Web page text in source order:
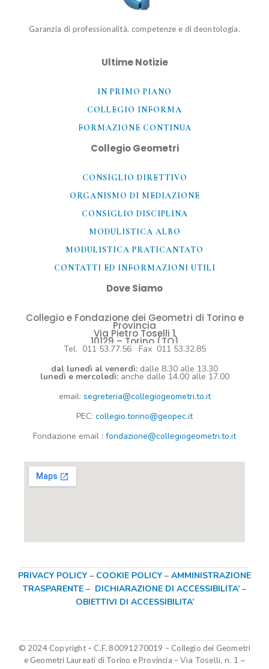
Garanzia di professionalità, competenze e di deontologia.
Ultime Notizie
IN PRIMO PIANO
COLLEGIO INFORMA
FORMAZIONE CONTINUA
Collegio Geometri
CONSIGLIO DIRETTIVO
ORGANISMO DI MEDIAZIONE
CONSIGLIO DISCIPLINA
MODULISTICA ALBO
MODULISTICA PRATICANTATO
CONTATTI ED INFORMAZIONI UTILI​
Dove Siamo
Collegio e Fondazione dei Geometri di Torino e
Provincia
Via Pietro Toselli 1
10129 – Torino (TO)
Tel. 011 53.77.56 Fax 011 53.32.85
dal lunedì al venerdì: dalle 8.30 alle 13.30
lunedì e mercoledì: anche dalle 14.00 alle 17.00
email: segreteria@collegiogeometri.to.it
PEC: collegio.torino@geopec.it
Fondazione email : fondazione@collegiogeometri.to.it
PRIVACY POLICY – COOKIE POLICY – AMMINISTRAZIONE
TRASPARENTE – DICHIARAZIONE DI ACCESSIBILITA’ –
OBIETTIVI DI ACCESSIBILITA’
© 2024 Copyright – C.F. 80091270019 – Collegio dei Geometri
e Geometri Laureati di Torino e Provincia –Via Toselli, n. 1 –